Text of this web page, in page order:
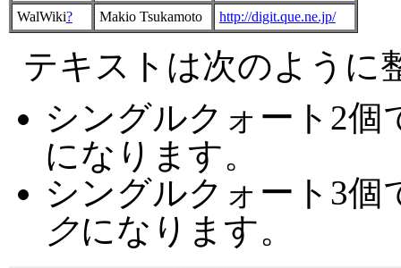
WalWiki? Makio Tsukamoto http://digit.que.ne.jp/
テキストは次のように
シングルクォート2個
になります。
シングルクォート3個
クになります。